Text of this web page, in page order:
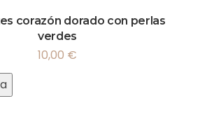
corazón dorado con perlas
verdes
10,00 €